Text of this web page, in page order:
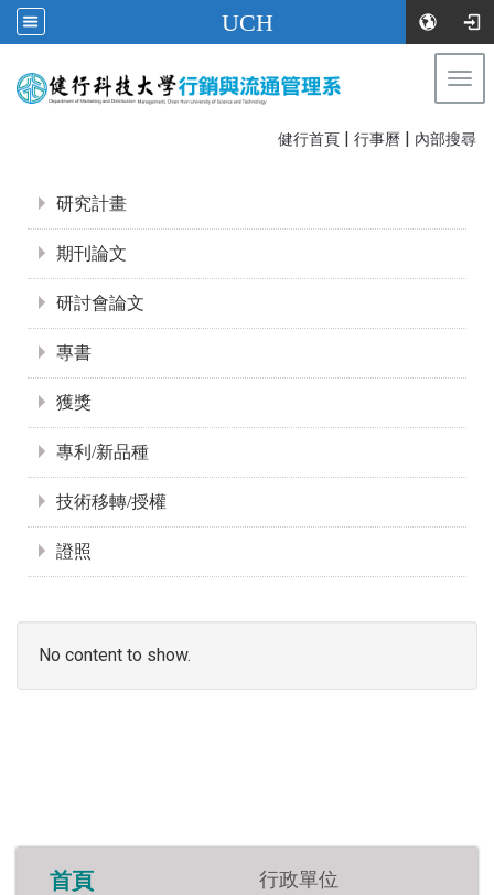
UCH
健行首頁 | 行事曆 | 內部搜尋
研究計畫
期刊論文
研討會論文
專書
獲獎
專利/新品種
技術移轉/授權
證照
No content to show.
首頁 行政單位